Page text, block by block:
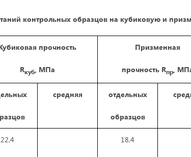
контрольных образцов на кубиковую и
прочность
Rкуб, МПа
Призменная
прочность Rпр,
средняя отдельных
образцов
22,4 18,4